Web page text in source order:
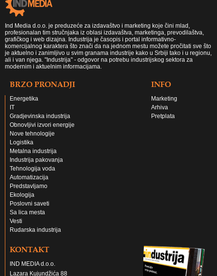
Ind Media d.o.o. je preduzeće za izdavaštvo i marketing koje čini mlad,
profesionalan tim stručnjaka iz oblasi izdavaštva, marketinga, prevodilaštva,
grafičkog i web dizajna. Industrija je časopis i portal informativno-
komercijalnog karaktera što znači da na jednom mestu možete pročitati sve što
je aktuelno i zanimljivo u svim granama industrije kako u Srbiji tako i u regionu,
ali i van njega. "Industrija" - odgovor na potrebu industrijskog sektora za
modernim i aktuelnim informacijama.
BRZO PRONADJI
Energetika
IT
Gradjevinska industrija
Obnovljivi izvori energije
Nove tehnologije
Logistika
Metalna industrija
Industrija pakovanja
Tehnologija voda
Automatizacija
Predstavljamo
Ekologija
Poslovni saveti
Sa lica mesta
Vesti
Rudarska industrija
INFO
Marketing
Arhiva
Pretplata
KONTAKT
IND MEDIA d.o.o.
Lazara Kujundžića 88